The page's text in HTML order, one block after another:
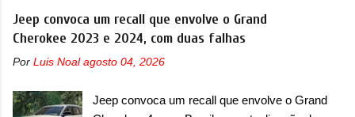
nosso mercado até início de 2012 e com
certeza foi um grandioso lançamento da
ano também era lançada a nova geração do
ganhava uma nova geração feita do zero,
Jeep convoca um recall que envolve o Grand
Cherokee 2023 e 2024, com duas falhas
Por Luis Noal agosto 04, 2026
Jeep convoca um recall que envolve o Grand